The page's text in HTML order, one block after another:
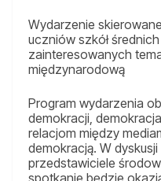
Wydarzenie
uczniów szkół
zainteresowanych
międzynarodową
Program wydarzenia
demokracji,
relacjom między
demokracją. W dyskusji
przedstawiciele